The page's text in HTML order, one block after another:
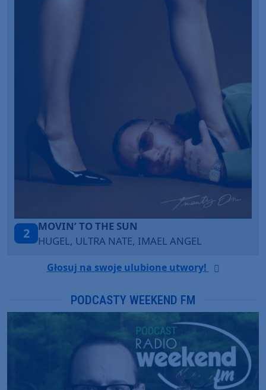
3
LEGENDARY LOVERS (SAVE ME)
KATY PERRY & CHIEF KEEF
Głosuj na swoje ulubione utwory!
PODCASTY WEEKEND FM